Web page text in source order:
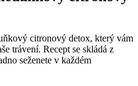
citronový detox, který vám
trávení. Recept se skládá z
seženete v každém